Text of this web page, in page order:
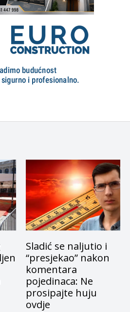
Sladić se naljutio i
“presjekao” nakon
komentara
pojedinaca: Ne
prosipajte huju
ovdje